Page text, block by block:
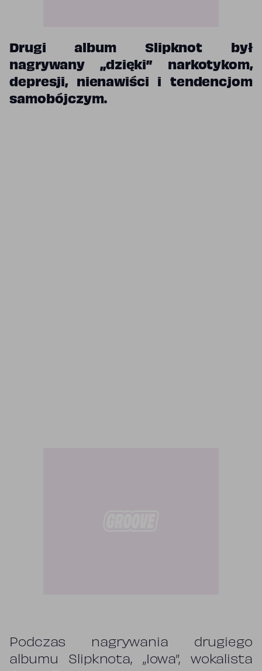
Drugi album Slipknot był
nagrywany „dzięki” narkotykom,
depresji, nienawiści i tendencjom
samobójczym.
Podczas nagrywania drugiego
albumu Slipknota, „Iowa”, wokalista